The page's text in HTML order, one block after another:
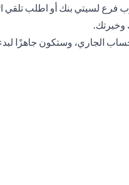
فرع لسيتي بنك أو اطلب
وخبرتك.
الجاري، وستكون جاهزًا